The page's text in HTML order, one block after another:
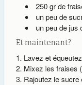
250 gr de
un peu de
un peu de jus
Et maintenant?
Lavez et
Mixez les fraises
Rajoutez le sucre